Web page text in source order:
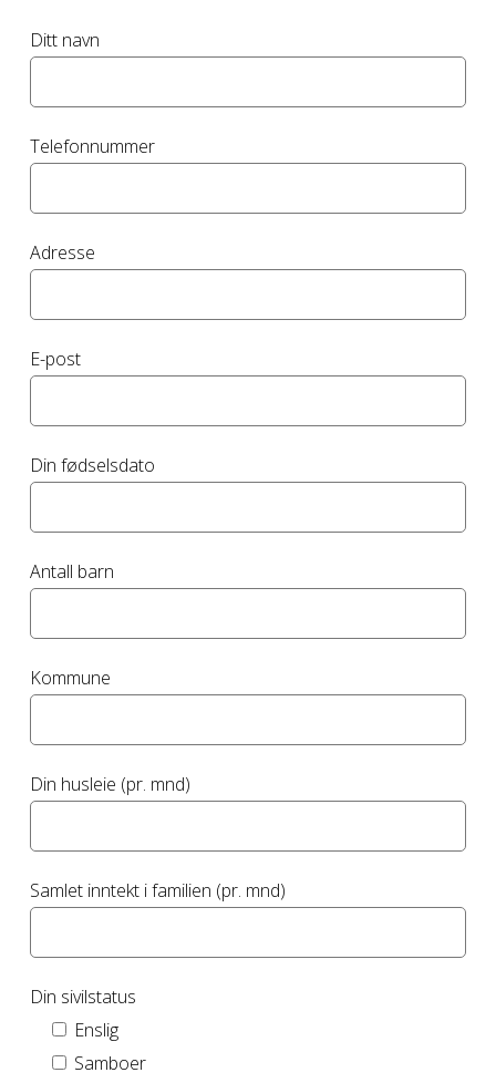
Ditt navn
Telefonnummer
Adresse
E-post
Din fødselsdato
Antall barn
Kommune
Din husleie (pr. mnd)
Samlet inntekt i familien (pr. mnd)
Din sivilstatus
Enslig
Samboer